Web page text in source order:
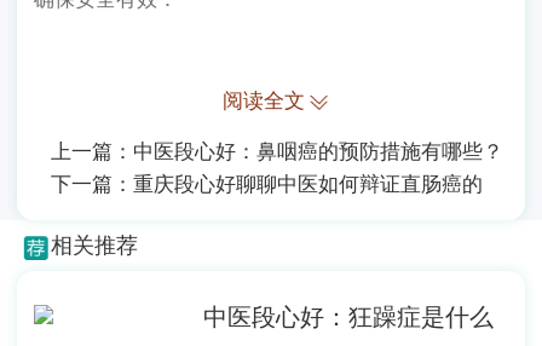
阅读全文
上一篇： 中医段心好：鼻咽癌的预防措施有哪些？
下一篇： 重庆段心好聊聊中医如何辩证直肠癌的
相关推荐
中医段心好：狂躁症是什么